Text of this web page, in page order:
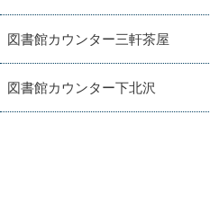
図書館カウンター三軒茶屋
図書館カウンター下北沢